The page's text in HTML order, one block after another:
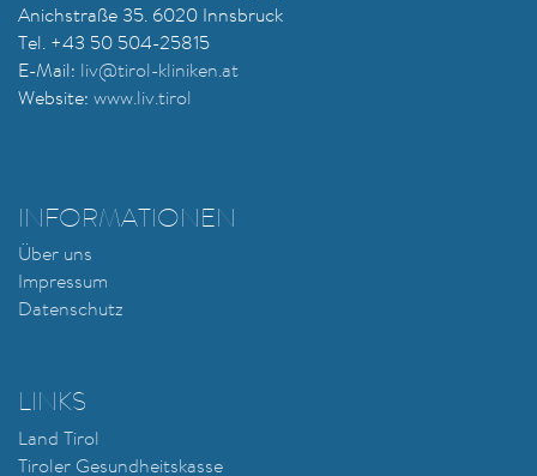
Anichstraße 35. 6020 Innsbruck
Tel. +43 50 504-25815
E-Mail:
liv@tirol-kliniken.at
Website: www.liv.tirol
INFORMATIONEN
Über uns
Impressum
Datenschutz
LINKS
Land Tirol
Tiroler Gesundheitskasse